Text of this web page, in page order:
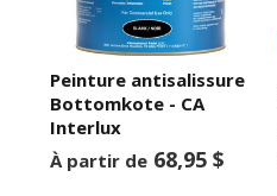
Peinture antisalissure
Bottomkote - CA
Interlux
À partir de 68,95 $